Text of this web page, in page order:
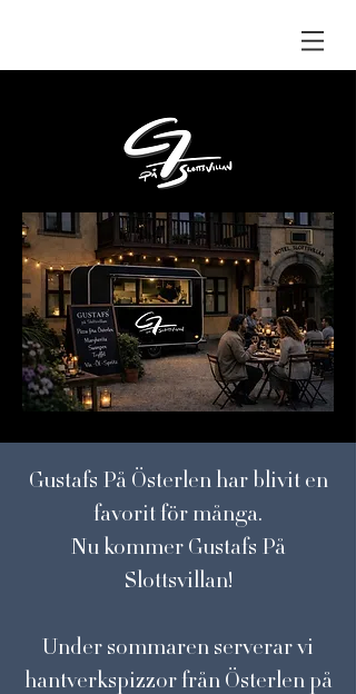
Gustafs På Österlen har blivit en
favorit för många.
Nu kommer Gustafs På
Slottsvillan!
Under sommaren serverar vi
hantverkspizzor från Österlen på